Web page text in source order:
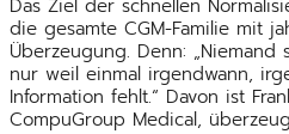
Das Ziel der schnellen
die gesamte CGM-Familie mit
Überzeugung. Denn:
nur weil einmal irgendwann,
Information fehlt.“ Davon ist
CompuGroup Medical,